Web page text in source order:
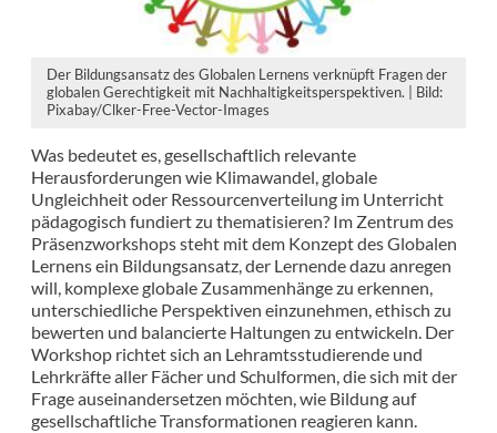
Der Bildungsansatz des Globalen Lernens verknüpft Fragen der
globalen Gerechtigkeit mit Nachhaltigkeitsperspektiven. | Bild:
Pixabay/Clker-Free-Vector-Images
Was bedeutet es, gesellschaftlich relevante
Herausforderungen wie Klimawandel, globale
Ungleichheit oder Ressourcenverteilung im Unterricht
pädagogisch fundiert zu thematisieren? Im Zentrum des
Präsenzworkshops steht mit dem Konzept des Globalen
Lernens ein Bildungsansatz, der Lernende dazu anregen
will, komplexe globale Zusammenhänge zu erkennen,
unterschiedliche Perspektiven einzunehmen, ethisch zu
bewerten und balancierte Haltungen zu entwickeln. Der
Workshop richtet sich an Lehramtsstudierende und
Lehrkräfte aller Fächer und Schulformen, die sich mit der
Frage auseinandersetzen möchten, wie Bildung auf
gesellschaftliche Transformationen reagieren kann.